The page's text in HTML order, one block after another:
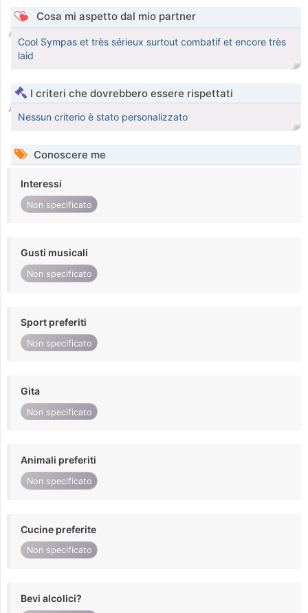
Cosa mi aspetto dal mio partner
Cool Sympas et très sérieux surtout combatif et encore très
laid
I criteri che dovrebbero essere rispettati
Nessun criterio è stato personalizzato
Conoscere me
Interessi
Non specificato
Gusti musicali
Non specificato
Sport preferiti
Non specificato
Gita
Non specificato
Animali preferiti
Non specificato
Cucine preferite
Non specificato
Bevi alcolici?